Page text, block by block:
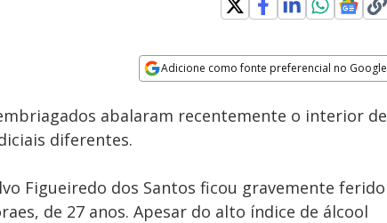
Adicione como fonte preferencial no Google
Velocidade
abalaram recentemente o interior de
diferentes.
Figueiredo dos Santos ficou gravemente ferido
de 27 anos. Apesar do alto índice de álcool